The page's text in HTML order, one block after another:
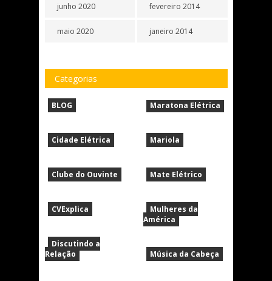
junho 2020
maio 2020
fevereiro 2014
janeiro 2014
Categorias
BLOG
Cidade Elétrica
Clube do Ouvinte
CVExplica
Discutindo a
Relação
Maratona Elétrica
Mariola
Mate Elétrico
Mulheres da
América
Música da Cabeça